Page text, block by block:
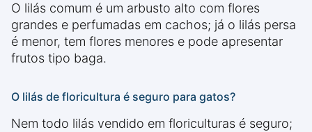
O lilás comum é um arbusto alto com flores
grandes e perfumadas em cachos; já o lilás persa
é menor, tem flores menores e pode apresentar
frutos tipo baga.
O lilás de floricultura é seguro para gatos?
Nem todo lilás vendido em floriculturas é seguro;